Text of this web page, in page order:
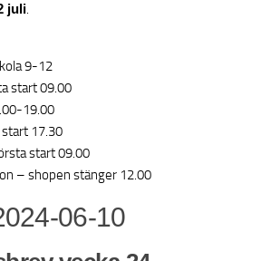
juli.
9-12
start 09.00
19.00
17.30
start 09.00
– shopen stänger 12.00
06-10